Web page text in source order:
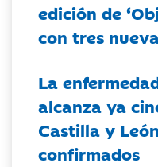
edición de
con tres
La
alcanza ya
Castilla y
confirmados